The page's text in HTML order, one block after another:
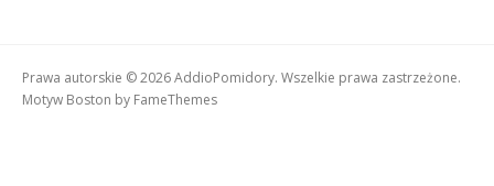
Prawa autorskie © 2026 AddioPomidory. Wszelkie prawa zastrzeżone.
Motyw Boston by FameThemes